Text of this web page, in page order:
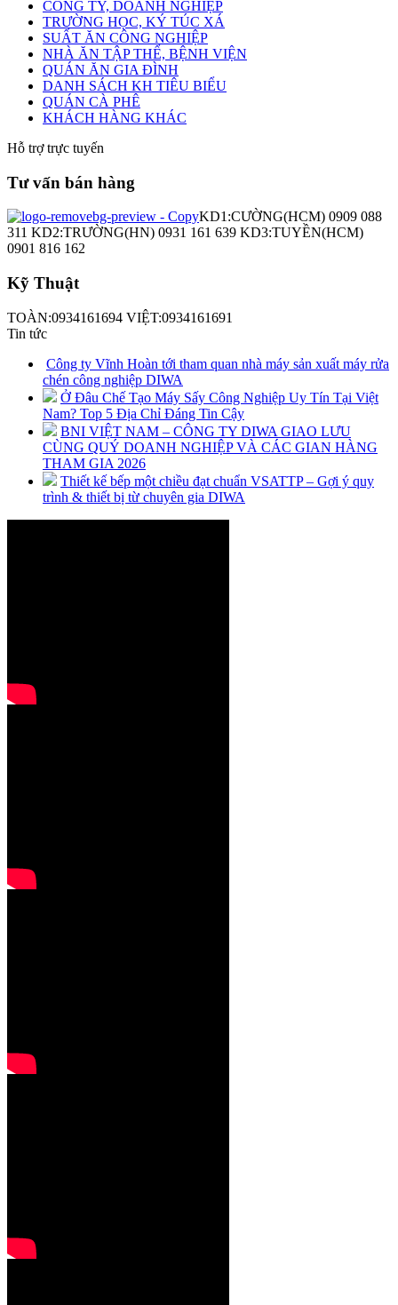
CÔNG TY, DOANH NGHIỆP
TRƯỜNG HỌC, KÝ TÚC XÁ
SUẤT ĂN CÔNG NGHIỆP
NHÀ ĂN TẬP THỂ, BỆNH VIỆN
QUÁN ĂN GIA ĐÌNH
DANH SÁCH KH TIÊU BIỂU
QUÁN CÀ PHÊ
KHÁCH HÀNG KHÁC
Hỗ trợ trực tuyến
Tư vấn bán hàng
KD1:CƯỜNG(HCM) 0909 088
311 KD2:TRƯỜNG(HN) 0931 161 639 KD3:TUYỀN(HCM)
0901 816 162
Kỹ Thuật
TOÀN:0934161694 VIỆT:0934161691
Tin tức
Công ty Vĩnh Hoàn tới tham quan nhà máy sản xuất máy rửa
chén công nghiệp DIWA
Ở Đâu Chế Tạo Máy Sấy Công Nghiệp Uy Tín Tại Việt
Nam? Top 5 Địa Chỉ Đáng Tin Cậy
BNI VIỆT NAM – CÔNG TY DIWA GIAO LƯU
CÙNG QUÝ DOANH NGHIỆP VÀ CÁC GIAN HÀNG
THAM GIA 2026
Thiết kế bếp một chiều đạt chuẩn VSATTP – Gợi ý quy
trình & thiết bị từ chuyên gia DIWA